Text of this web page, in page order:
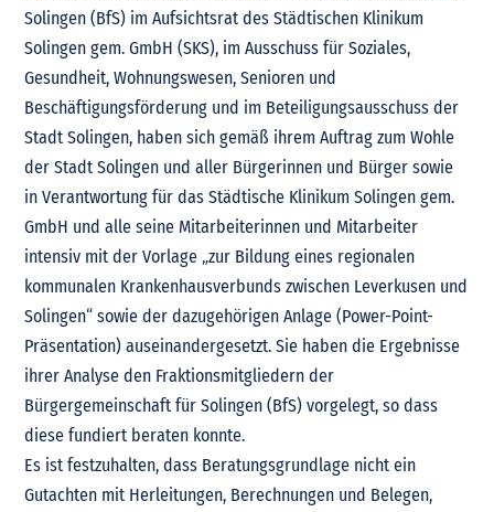
Solingen (BfS) im Aufsichtsrat des Städtischen Klinikum
Solingen gem. GmbH (SKS), im Ausschuss für Soziales,
Gesundheit, Wohnungswesen, Senioren und
Beschäftigungsförderung und im Beteiligungsausschuss der
Stadt Solingen, haben sich gemäß ihrem Auftrag zum Wohle
der Stadt Solingen und aller Bürgerinnen und Bürger sowie
in Verantwortung für das Städtische Klinikum Solingen gem.
GmbH und alle seine Mitarbeiterinnen und Mitarbeiter
intensiv mit der Vorlage „zur Bildung eines regionalen
kommunalen Krankenhausverbunds zwischen Leverkusen und
Solingen“ sowie der dazugehörigen Anlage (Power-Point-
Präsentation) auseinandergesetzt. Sie haben die Ergebnisse
ihrer Analyse den Fraktionsmitgliedern der
Bürgergemeinschaft für Solingen (BfS) vorgelegt, so dass
diese fundiert beraten konnte.
Es ist festzuhalten, dass Beratungsgrundlage nicht ein
Gutachten mit Herleitungen, Berechnungen und Belegen,